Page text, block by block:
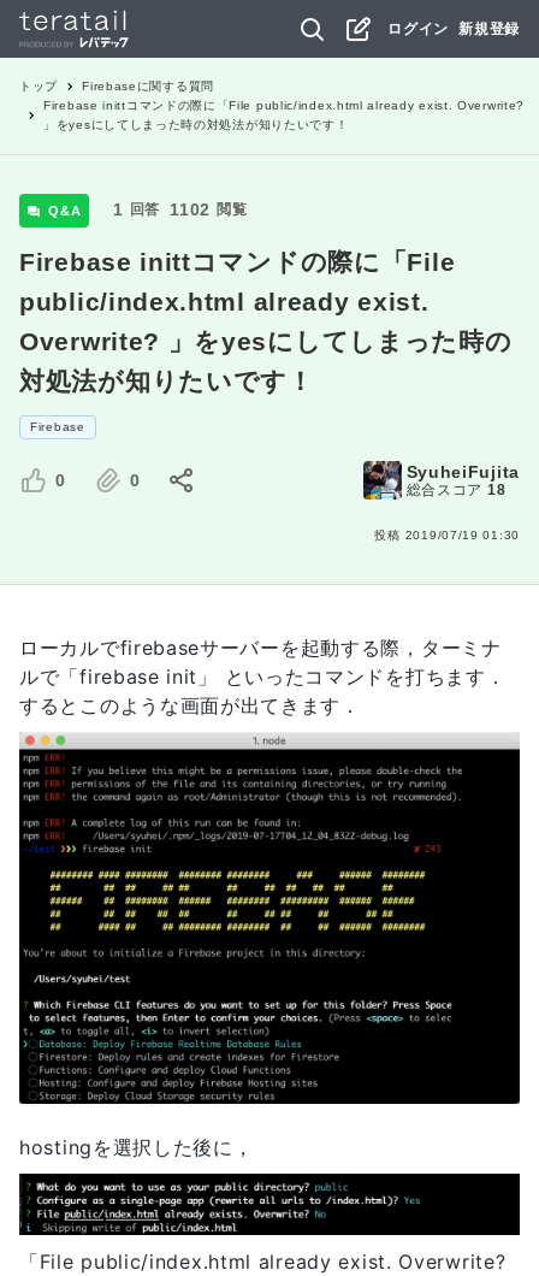
ログイン 新規登録
トップ Firebase に関する質問
Firebase inittコマンドの際に「File public/index.html already exist. Overwrite?
」をyesにしてしまった時の対処法が知りたいです！
Q&A 1 回答 1102 閲覧
Firebase inittコマンドの際に「File
public/index.html already exist.
Overwrite? 」をyesにしてしまった時の
対処法が知りたいです！
Firebase
0 0 SyuheiFujita
総合スコア 18
投稿 2019/07/19 01:30
ローカルでfirebaseサーバーを起動する際，ターミナ
ルで「firebase init」 といったコマンドを打ちます．
するとこのような画面が出てきます．
hostingを選択した後に，
「File public/index.html already exist. Overwrite?